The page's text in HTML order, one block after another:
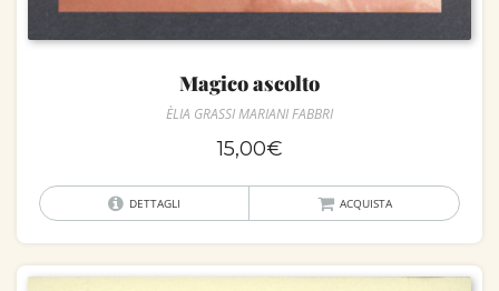
Magico ascolto
ÈLIA GRASSI MARIANI FABBRI
15,00€
DETTAGLI ACQUISTA